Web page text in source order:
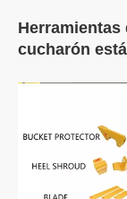
Herramientas
cucharón